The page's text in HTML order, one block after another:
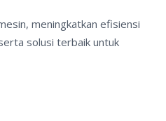
meningkatkan efisiensi
solusi terbaik untuk